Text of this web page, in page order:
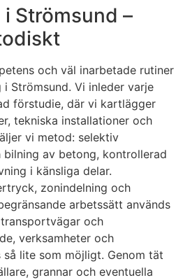
Strömsund –
och väl inarbetade rutiner
Strömsund. Vi inleder varje
förstudie, där vi kartlägger
tekniska installationer och
vi metod: selektiv
av betong, kontrollerad
i känsliga delar.
zonindelning och
arbetssätt används
och
verksamheter och
lite som möjligt. Genom tät
grannar och eventuella